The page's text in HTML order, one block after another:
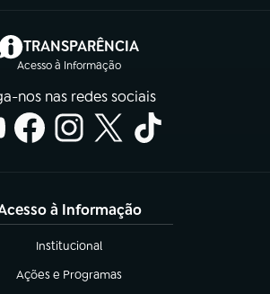
TRANSPARÊNCIA
Acesso à Informação
(abre em nova aba)
nos nas redes sociais
à Informação
Institucional
(abre em nova aba)
Ações e Programas
(abre em nova aba)